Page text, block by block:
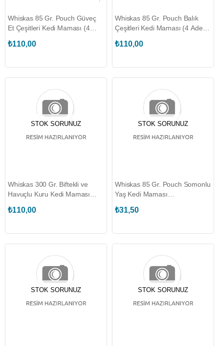
Whiskas 85 Gr. Pouch Güveç
Et Çeşitleri Kedi Maması (4
₺110,00
Whiskas 85 Gr. Pouch Balık
Çeşitleri Kedi Maması (4 Adet)
₺110,00
STOK SORUNUZ
Whiskas 300 Gr. Biftekli ve
Havuçlu Kuru Kedi Maması
₺110,00
STOK SORUNUZ
Whiskas 85 Gr. Pouch Somonlu
Yaş Kedi Maması
₺31,50
STOK SORUNUZ STOK SORUNUZ